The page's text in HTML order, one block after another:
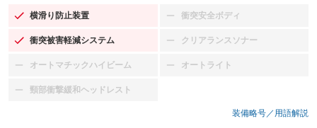
横滑り防止装置
：装備あり 衝突安全ボディ
：装備なし
衝突被害軽減システム
：装備あり クリアランスソナー
：装備なし
オートマチックハイビーム
：装備なし オートライト
：装備なし
頸部衝撃緩和ヘッドレスト
：装備なし
装備略号／用語解説